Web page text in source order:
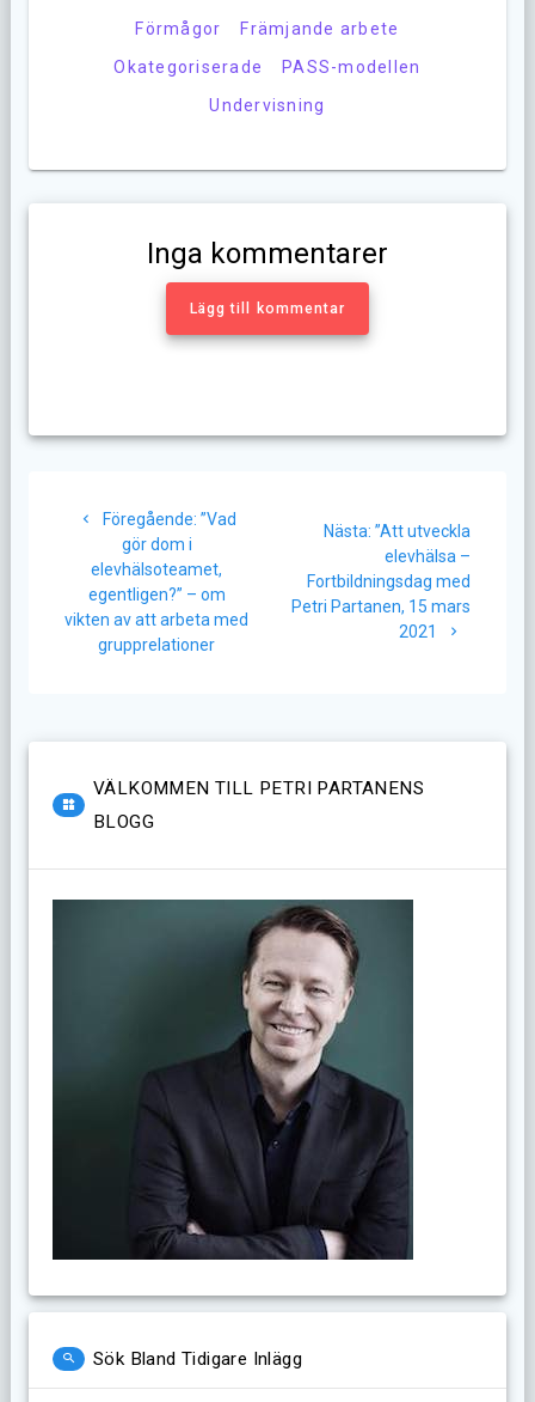
Förmågor
Främjande arbete
Okategoriserade
PASS-modellen
Undervisning
Inga kommentarer
Lägg till kommentar
Föregående: Föregående
”Vad
gör dom i
elevhälsoteamet,
egentligen?” – om
vikten av att arbeta med
grupprelationer
Nästa: Nästa
inlägg:
”Att utveckla
elevhälsa –
Fortbildningsdag med
Petri Partanen, 15 mars
2021
VÄLKOMMEN TILL PETRI PARTANENS
BLOGG
Sök Bland Tidigare Inlägg